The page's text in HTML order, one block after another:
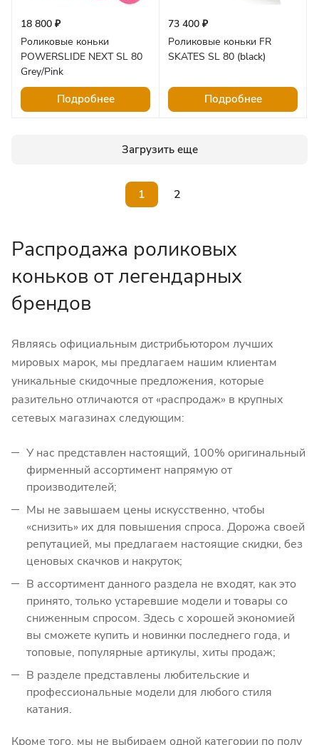
18 800 ₽
Роликовые коньки
POWERSLIDE NEXT SL 80
Grey/Pink
Подробнее
73 400 ₽
Роликовые коньки FR
SKATES SL 80 (black)
Подробнее
Загрузить еще
1 2
Распродажа роликовых
коньков от легендарных
брендов
Являясь официальным дистрибьютором лучших
мировых марок, мы предлагаем нашим клиентам
уникальные скидочные предложения, которые
разительно отличаются от «распродаж» в крупных
сетевых магазинах следующим:
У нас представлен настоящий, 100% оригинальный
фирменный ассортимент напрямую от
производителей;
Мы не завышаем цены искусственно, чтобы
«снизить» их для повышения спроса. Дорожа своей
репутацией, мы предлагаем настоящие скидки, без
ценовых скачков и накруток;
В ассортимент данного раздела не входят, как это
принято, только устаревшие модели и товары со
сниженным спросом. Здесь с хорошей экономией
вы сможете купить и новинки последнего года, и
топовые, популярные артикулы, хиты продаж;
В разделе представлены любительские и
профессиональные модели для любого стиля
катания.
Кроме того, мы не выбираем одной категории по полу